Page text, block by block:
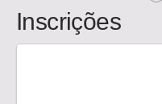
Inscrições